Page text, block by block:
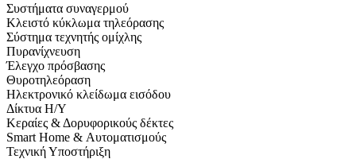
Συστήματα συναγερμού
Κλειστό κύκλωμα τηλεόρασης
Σύστημα τεχνητής ομίχλης
Πυρανίχνευση
Έλεγχο πρόσβασης
Θυροτηλεόραση
Ηλεκτρονικό κλείδωμα εισόδου
Δίκτυα Η/Υ
Κεραίες & Δορυφορικούς δέκτες
Smart Home & Αυτοματισμούς
Τεχνική Υποστήριξη